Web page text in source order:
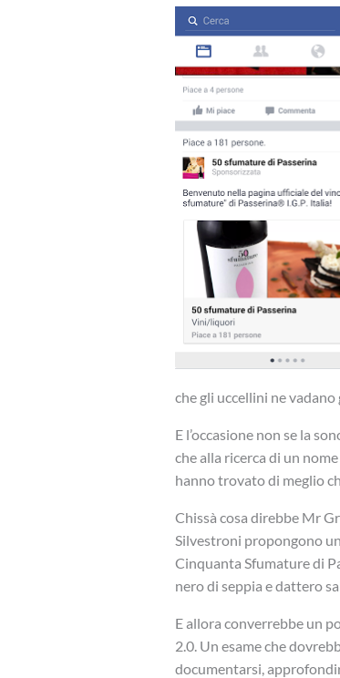
che gli uccellini ne
E l’occasione non se la
che alla ricerca di un
hanno trovato di meglio
Chissà cosa direbbe Mr
Silvestroni propongono
Cinquanta Sfumature di
nero di seppia e dattero
E allora converrebbe un
2.0. Un esame che
documentarsi,